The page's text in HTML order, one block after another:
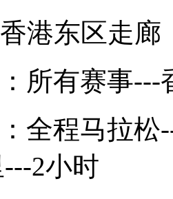
港东区走廊
所有赛事---
全程马拉松
2小时